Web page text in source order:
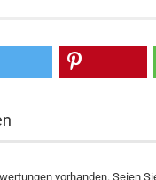
vorhanden. Seien